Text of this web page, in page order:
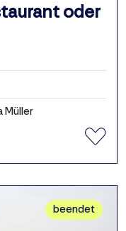
oder
Müller
beendet